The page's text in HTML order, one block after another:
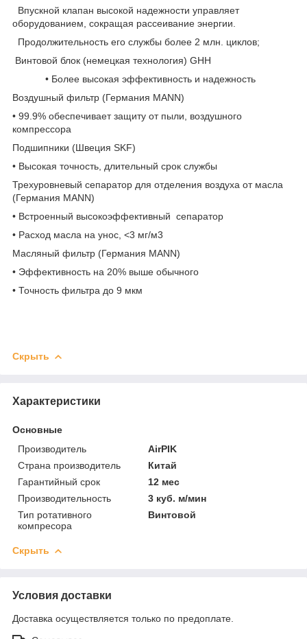
Впускной клапан высокой надежности управляет
оборудованием, сокращая рассеивание энергии.
Продолжительность его службы более 2 млн. циклов;
Винтовой блок (немецкая технология) GHH
• Более высокая эффективность и надежность
Воздушный фильтр (Германия MANN)
• 99.9% обеспечивает защиту от пыли, воздушного
компрессора
Подшипники (Швеция SKF)
• Высокая точность, длительный срок службы
Трехуровневый сепаратор для отделения воздуха от масла
(Германия MANN)
• Встроенный высокоэффективный сепаратор
• Расход масла на унос, <3 мг/м3
Масляный фильтр (Германия MANN)
• Эффективность на 20% выше обычного
• Точность фильтра до 9 мкм
Скрыть
Характеристики
Основные
Производитель
AirPIK
Страна производитель
Китай
Гарантийный срок
12 мес
Производительность
3 куб. м/мин
Тип ротативного
компресора
Винтовой
Скрыть
Условия доставки
Доставка осуществляется только по предоплате.